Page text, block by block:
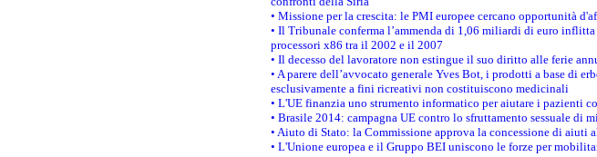
• Missione per la crescita: le PMI europee cercano opportunità
• Il Tribunale conferma l’ammenda di 1,06 miliardi di euro
processori x86 tra il 2002 e il 2007
• Il decesso del lavoratore non estingue il suo diritto alle ferie
• A parere dell’avvocato generale Yves Bot, i prodotti a base di
esclusivamente a fini ricreativi non costituiscono medicinali
• L'UE finanzia uno strumento informatico per aiutare i pazienti
• Brasile 2014: campagna UE contro lo sfruttamento sessuale di
• Aiuto di Stato: la Commissione approva la concessione di
• L'Unione europea e il Gruppo BEI uniscono le forze per